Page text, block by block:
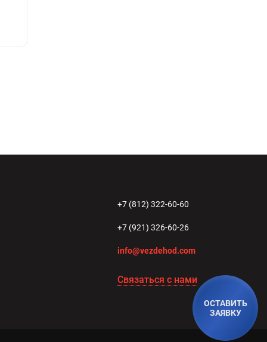
ОСТАВИТЬ
ЗАЯВКУ
+7 (812) 322-60-60
+7 (921) 326-60-26
info@vezdehod.com
Связаться с нами